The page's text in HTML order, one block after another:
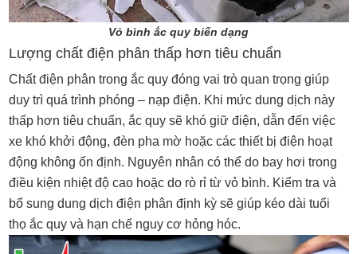
Vỏ bình ắc quy biến dạng
Lượng chất điện phân thấp hơn tiêu chuẩn
Chất điện phân trong ắc quy đóng vai trò quan trọng giúp
duy trì quá trình phóng – nạp điện. Khi mức dung dịch này
thấp hơn tiêu chuẩn, ắc quy sẽ khó giữ điện, dẫn đến việc
xe khó khởi động, đèn pha mờ hoặc các thiết bị điện hoạt
động không ổn định. Nguyên nhân có thể do bay hơi trong
điều kiện nhiệt độ cao hoặc do rò rỉ từ vỏ bình. Kiểm tra và
bổ sung dung dịch điện phân định kỳ sẽ giúp kéo dài tuổi
thọ ắc quy và hạn chế nguy cơ hỏng hóc.